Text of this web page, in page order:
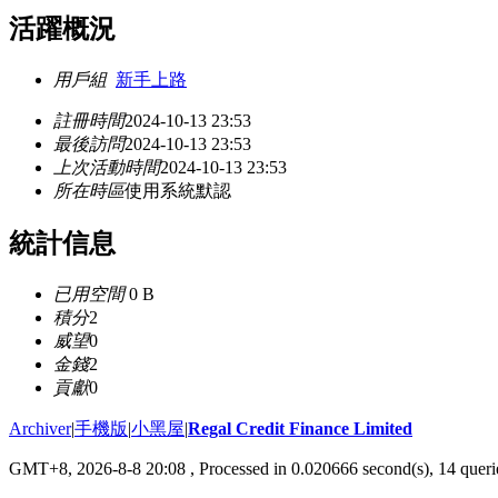
活躍概況
用戶組 新手上路
註冊時間2024-10-13 23:53
最後訪問2024-10-13 23:53
上次活動時間2024-10-13 23:53
所在時區使用系統默認
統計信息
已用空間0 B
積分2
威望0
金錢2
貢獻0
Archiver|手機版|小黑屋|Regal Credit Finance Limited
GMT+8, 2026-8-8 20:08 , Processed in 0.020666 second(s), 14